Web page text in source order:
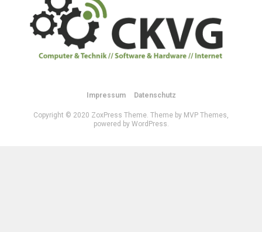
Impressum Datenschutz
Copyright © 2020 ZoxPress Theme. Theme by MVP Themes,
powered by WordPress.